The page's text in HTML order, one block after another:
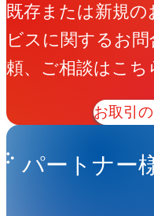
既存または新規
ビスに関するお
頼、ご相談はこち
お取引
パートナー